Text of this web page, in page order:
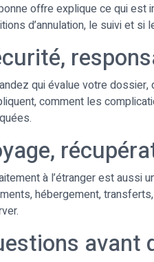
offre explique ce qui est
d’annulation, le suivi et
qui évalue votre
comment les
à l’étranger est aussi
hébergement,
avant